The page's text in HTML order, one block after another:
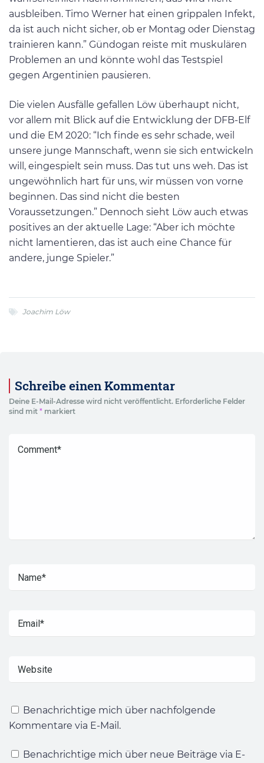
ausbleiben. Timo Werner hat einen grippalen Infekt,
da ist auch nicht sicher, ob er Montag oder Dienstag
trainieren kann.” Gündogan reiste mit muskulären
Problemen an und könnte wohl das Testspiel
gegen Argentinien pausieren.
Die vielen Ausfälle gefallen Löw überhaupt nicht,
vor allem mit Blick auf die Entwicklung der DFB-Elf
und die EM 2020: “Ich finde es sehr schade, weil
unsere junge Mannschaft, wenn sie sich entwickeln
will, eingespielt sein muss. Das tut uns weh. Das ist
ungewöhnlich hart für uns, wir müssen von vorne
beginnen. Das sind nicht die besten
Voraussetzungen.” Dennoch sieht Löw auch etwas
positives an der aktuelle Lage: “Aber ich möchte
nicht lamentieren, das ist auch eine Chance für
andere, junge Spieler.”
Joachim Löw
Schreibe einen Kommentar
Deine E-Mail-Adresse wird nicht veröffentlicht. Erforderliche Felder
sind mit * markiert
Benachrichtige mich über nachfolgende
Kommentare via E-Mail.
Benachrichtige mich über neue Beiträge via E-